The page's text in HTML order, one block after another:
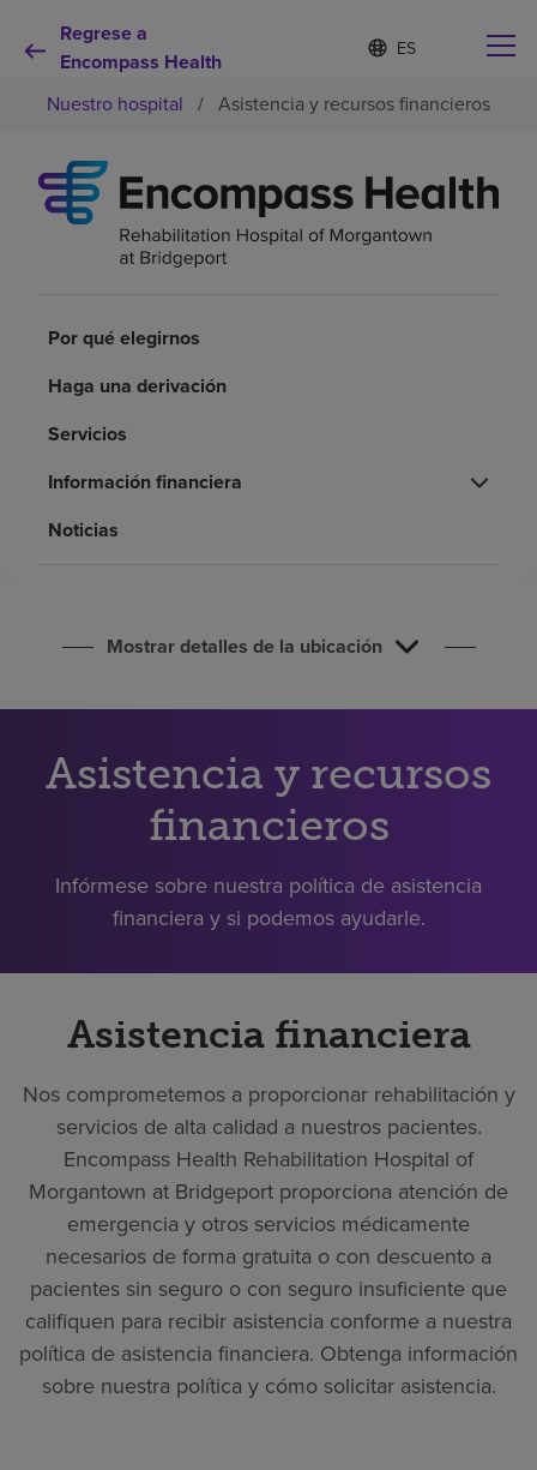
Regrese a
Encompass Health
Lista
de
idiomas
contraída
d
o
s
e
e
Por qué debe elegirnos
Pacientes y cuidadores
Acerca de nosotros
Nuestro hospital / Asistencia y recursos financieros
Por qué elegirnos
Haga una derivación
Servicios
Información financiera
Noticias
Mostrar detalles de la ubicación
Asistencia y recursos
financieros
Infórmese sobre nuestra política de asistencia
financiera y si podemos ayudarle.
Asistencia financiera
Nos comprometemos a proporcionar rehabilitación y
servicios de alta calidad a nuestros pacientes.
Encompass Health Rehabilitation Hospital of
Morgantown at Bridgeport proporciona atención de
emergencia y otros servicios médicamente
necesarios de forma gratuita o con descuento a
pacientes sin seguro o con seguro insuficiente que
califiquen para recibir asistencia conforme a nuestra
política de asistencia financiera. Obtenga información
sobre nuestra política y cómo solicitar asistencia.